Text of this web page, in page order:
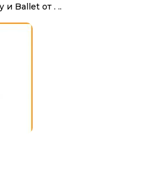
и Ballet от . ..